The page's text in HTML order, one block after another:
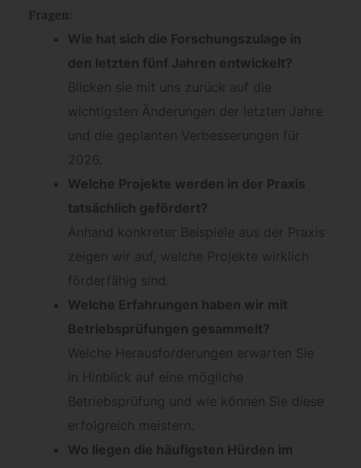
Fragen:
Wie hat sich die Forschungszulage in
den letzten fünf Jahren entwickelt?
Blicken sie mit uns zurück auf die
wichtigsten Änderungen der letzten Jahre
und die geplanten Verbesserungen für
2026.
Welche Projekte werden in der Praxis
tatsächlich gefördert?
Anhand konkreter Beispiele aus der Praxis
zeigen wir auf, welche Projekte wirklich
förderfähig sind.
Welche Erfahrungen haben wir mit
Betriebsprüfungen gesammelt?
Welche Herausforderungen erwarten Sie
in Hinblick auf eine mögliche
Betriebsprüfung und wie können Sie diese
erfolgreich meistern.
Wo liegen die häufigsten Hürden im